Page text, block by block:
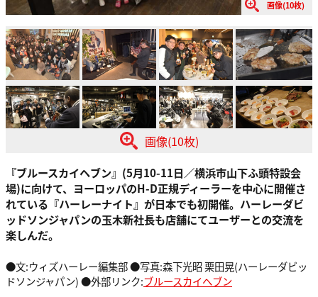
画像(10枚)
画像(10枚)
『ブルースカイヘブン』(5月10-11日／横浜市山下ふ頭特設会
場)に向けて、ヨーロッパのH-D正規ディーラーを中心に開催さ
れている『ハーレーナイト』が日本でも初開催。ハーレーダビ
ッドソンジャパンの玉木新社長も店舗にてユーザーとの交流を
楽しんだ。
●文:ウィズハーレー編集部 ●写真:森下光昭 栗田晃(ハーレーダビッ
ドソンジャパン) ●外部リンク:ブルースカイヘブン